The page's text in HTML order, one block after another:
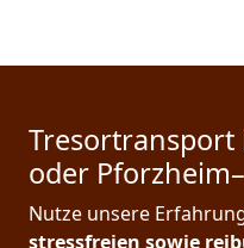
Tresortransport
oder
Nutze unsere
stressfreien sowie